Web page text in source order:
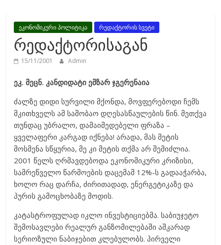
ეკონომიკური პოლიტიკა რედაქტორის სვეტი
რედაქტორისაგან
15/11/2001 Admin
ეკ. მეცნ. კანდიდატი ემზარ ჯგერენაია
ძალზე დიდი სურვილი მქონდა, მოვფერებოდი ჩემს
მკითხველს ამ საშობაო დღესასწაულების წინ. მეთქვა
თუნდაც უბრალო, დამაიმედებელი ფრაზა –
ყველაფერი კარგად იქნება! არადა, მას მეტის
მოსმენა სწყურია, მე კი მეტის თქმა არ შემიძლია.
2001 წელს ღრმავდებოდა ეკონომიკური კრიზისი,
სამრეწველო წარმოების დაცემამ 12%-ს გადააჭარბა,
ხოლო რაც დარჩა, ძირითადად, ენერგეტიკაზე და
პურის გამოცხობაზე მოდის.
კატასტროფულად იკლო ინვესტიციებმა. საბიუჯეტო
შემოსავლები რეალურ განზომილებაში აშკარად
სერიოზული ნაბიჯებით კლებულობს. პირველი